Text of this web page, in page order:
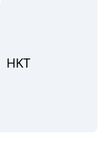
HKT